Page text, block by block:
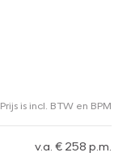
Prijs is incl. BTW en BPM
v.a. € 258 p.m.